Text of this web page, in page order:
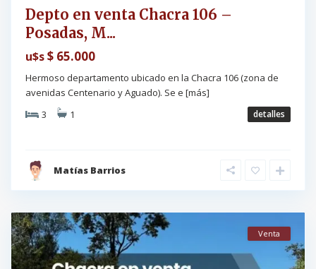
Depto en venta Chacra 106 –
Posadas, M...
u$s$ 65.000
Hermoso departamento ubicado en la Chacra 106 (zona de
avenidas Centenario y Aguado). Se e [más]
3
1 detalles
Matías Barrios
Venta